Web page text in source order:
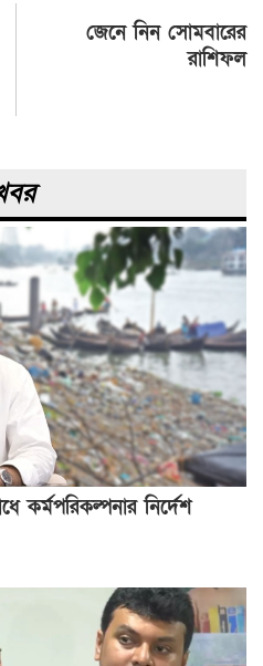
জেনে নিন সোমবারের
রাশিফল
কর্মপরিকল্পনার নির্দেশ